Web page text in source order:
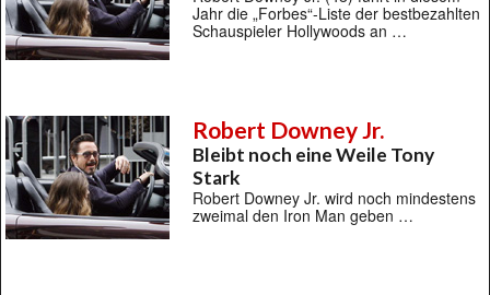
Jahr die „Forbes“-Liste der bestbezahlten
Schauspieler Hollywoods an …
Robert Downey Jr.
Bleibt noch eine Weile Tony
Stark
Robert Downey Jr. wird noch mindestens
zweimal den Iron Man geben …